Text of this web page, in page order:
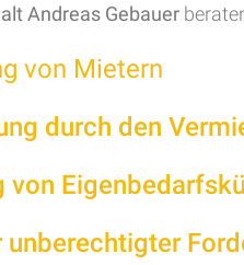
Andreas Gebauer
von Mietern
durch den
von
unberechtigter